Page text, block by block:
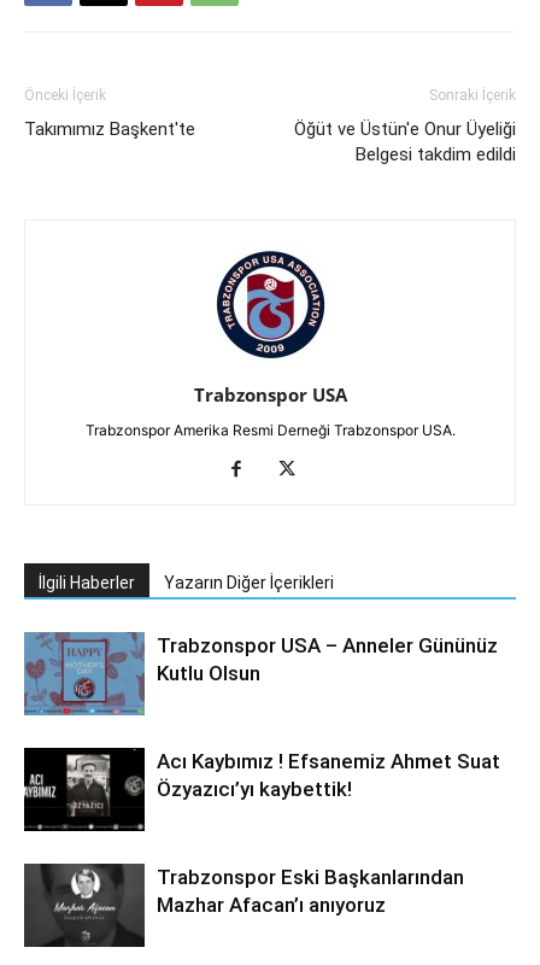
Önceki İçerik
Takımımız Başkent'te
Sonraki İçerik
Öğüt ve Üstün'e Onur Üyeliği
Belgesi takdim edildi
Trabzonspor USA
Trabzonspor Amerika Resmi Derneği Trabzonspor USA.
İlgili Haberler Yazarın Diğer İçerikleri
Trabzonspor USA – Anneler Gününüz
Kutlu Olsun
Acı Kaybımız ! Efsanemiz Ahmet Suat
Özyazıcı’yı kaybettik!
Trabzonspor Eski Başkanlarından
Mazhar Afacan’ı anıyoruz